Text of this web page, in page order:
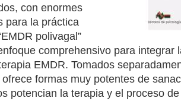
con enormes
para la práctica
polivagal”
comprehensivo para integrar
EMDR. Tomados
formas muy potentes de
potencian la terapia y el proceso